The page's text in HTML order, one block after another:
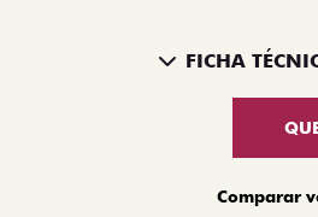
FICHA
Comparar